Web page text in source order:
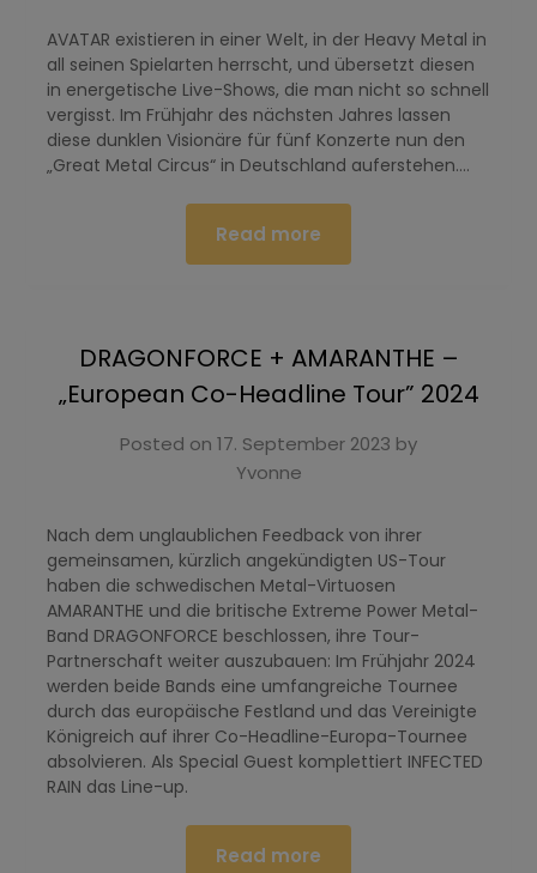
AVATAR existieren in einer Welt, in der Heavy Metal in
all seinen Spielarten herrscht, und übersetzt diesen
in energetische Live-Shows, die man nicht so schnell
vergisst. Im Frühjahr des nächsten Jahres lassen
diese dunklen Visionäre für fünf Konzerte nun den
„Great Metal Circus“ in Deutschland auferstehen….
Read more
DRAGONFORCE + AMARANTHE –
„European Co-Headline Tour” 2024
Posted on 17. September 2023 by
Yvonne
Nach dem unglaublichen Feedback von ihrer
gemeinsamen, kürzlich angekündigten US-Tour
haben die schwedischen Metal-Virtuosen
AMARANTHE und die britische Extreme Power Metal-
Band DRAGONFORCE beschlossen, ihre Tour-
Partnerschaft weiter auszubauen: Im Frühjahr 2024
werden beide Bands eine umfangreiche Tournee
durch das europäische Festland und das Vereinigte
Königreich auf ihrer Co-Headline-Europa-Tournee
absolvieren. Als Special Guest komplettiert INFECTED
RAIN das Line-up.
Read more